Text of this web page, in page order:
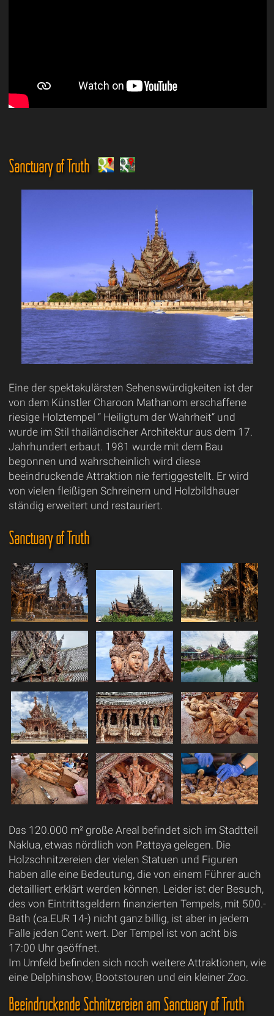
Sanctuary of Truth
Eine der spektakulärsten Sehenswürdigkeiten ist der
von dem Künstler Charoon Mathanom erschaffene
riesige Holztempel “ Heiligtum der Wahrheit“ und
wurde im Stil thailändischer Architektur aus dem 17.
Jahrhundert erbaut. 1981 wurde mit dem Bau
begonnen und wahrscheinlich wird diese
beeindruckende Attraktion nie fertiggestellt. Er wird
von vielen fleißigen Schreinern und Holzbildhauer
ständig erweitert und restauriert.
Sanctuary of Truth
Das 120.000 m² große Areal befindet sich im Stadtteil
Naklua, etwas nördlich von Pattaya gelegen. Die
Holzschnitzereien der vielen Statuen und Figuren
haben alle eine Bedeutung, die von einem Führer auch
detailliert erklärt werden können. Leider ist der Besuch,
des von Eintrittsgeldern finanzierten Tempels, mit 500.-
Bath (ca.EUR 14-) nicht ganz billig, ist aber in jedem
Falle jeden Cent wert. Der Tempel ist von acht bis
17:00 Uhr geöffnet.
Im Umfeld befinden sich noch weitere Attraktionen, wie
eine Delphinshow, Bootstouren und ein kleiner Zoo.
Beeindruckende Schnitzereien am Sanctuary of Truth